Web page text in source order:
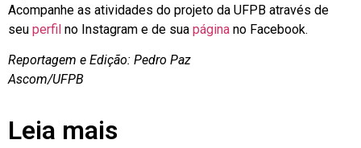
Acompanhe as atividades do projeto da UFPB através de
seu perfil no Instagram e de sua página no Facebook.
Reportagem e Edição: Pedro Paz
Ascom/UFPB
Leia mais